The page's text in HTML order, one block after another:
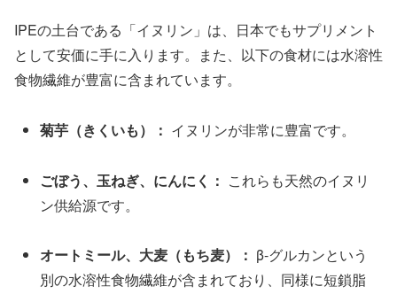
IPEの土台である「イヌリン」は、日本でもサプリメント
として安価に手に入ります。また、以下の食材には水溶性
食物繊維が豊富に含まれています。
菊芋（きくいも）： イヌリンが非常に豊富です。
ごぼう、玉ねぎ、にんにく： これらも天然のイヌリ
ン供給源です。
オートミール、大麦（もち麦）： β-グルカンという
別の水溶性食物繊維が含まれており、同様に短鎖脂